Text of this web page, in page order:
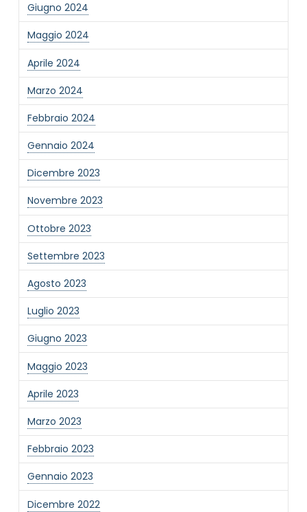
Giugno 2024
Maggio 2024
Aprile 2024
Marzo 2024
Febbraio 2024
Gennaio 2024
Dicembre 2023
Novembre 2023
Ottobre 2023
Settembre 2023
Agosto 2023
Luglio 2023
Giugno 2023
Maggio 2023
Aprile 2023
Marzo 2023
Febbraio 2023
Gennaio 2023
Dicembre 2022